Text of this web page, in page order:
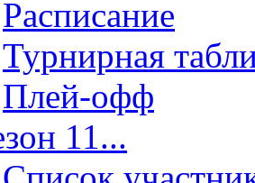
Расписание
Турнирная
Плей-офф
11...